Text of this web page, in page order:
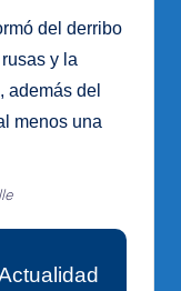
del derribo
y la
además del
menos una